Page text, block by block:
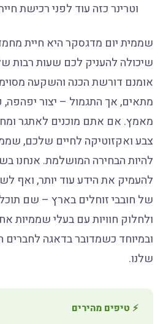
וטרינר כזה עוד לפני רכישת
שממית יום מדגסקר היא חיית
שיכולה להעניק לכם שעות רבות
אומנם דורשת הכנה והשקעה
מתאים, אך התגמול – יצור יפהפה,
מאמץ. אם אתם מוכנים לאתגר
צבע ואקזוטיקה לחיים שלכם,
להיות הבחירה המושלמת. אנחנו
להעמיק את הידע עוד יותר, ואף
של חובבי זוחלים בארץ – שם
ולחלוק חוויות עם בעלי שממיות
ובמיוחד כשמדובר בדאגה לחברים
שלנו.
⚡ טיפים מהירים